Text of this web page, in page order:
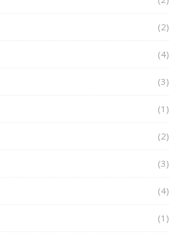
(2)
(4)
(3)
(1)
(2)
(3)
(4)
(1)